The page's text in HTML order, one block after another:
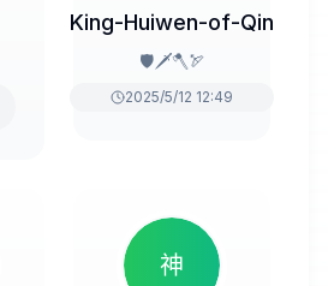
King-Huiwen-of-Qin
🛡️🗡️🪓🏹
2025/5/12 12:49
神